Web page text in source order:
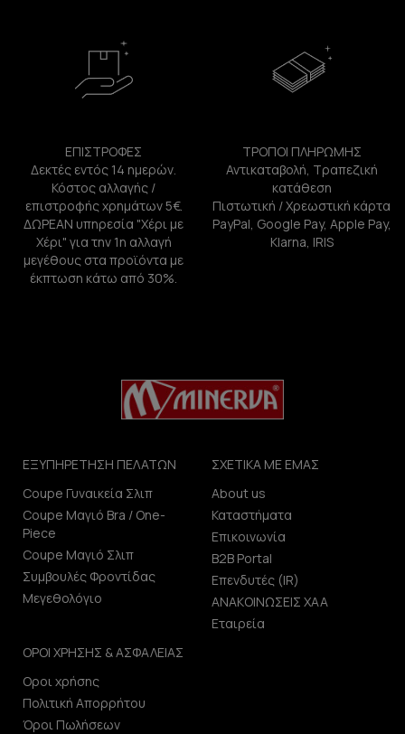
ΕΠΙΣΤΡΟΦΕΣ
Δεκτές εντός 14 ημερών.
Κόστος αλλαγής /
επιστροφής χρημάτων 5€.
ΔΩΡΕΑΝ υπηρεσία "Χέρι με
Χέρι" για την 1η αλλαγή
μεγέθους στα προϊόντα με
έκπτωση κάτω από 30%.
ΤΡΟΠΟΙ ΠΛΗΡΩΜΗΣ
Αντικαταβολή, Τραπεζική
κατάθεση
Πιστωτική / Χρεωστική κάρτα
PayPal, Google Pay, Apple Pay,
Klarna, IRIS
ΕΞΥΠΗΡΕΤΗΣΗ ΠΕΛΑΤΩΝ
Coupe Γυναικεία Σλιπ
Coupe Μαγιό Bra / One-
Piece
Coupe Μαγιό Σλιπ
Συμβουλές Φροντίδας
Μεγεθολόγιο
ΣΧΕΤΙΚΑ ΜΕ ΕΜΑΣ
About us
Καταστήματα
Επικοινωνία
B2B Portal
Επενδυτές (IR)
ΑΝΑΚΟΙΝΩΣΕΙΣ ΧΑΑ
Εταιρεία
ΟΡΟΙ ΧΡΗΣΗΣ & ΑΣΦΑΛΕΙΑΣ
Οροι χρήσης
Πολιτική Απορρήτου
Όροι Πωλήσεων